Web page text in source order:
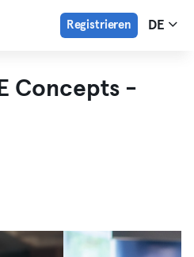
Registrieren DE
Concepts -